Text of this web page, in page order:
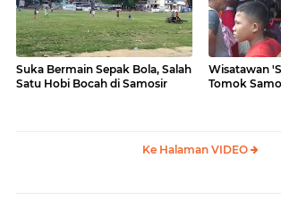
Suka Bermain Sepak Bola, Salah
Satu Hobi Bocah di Samosir
Wisatawan
Tomok
Ke Halaman VIDEO